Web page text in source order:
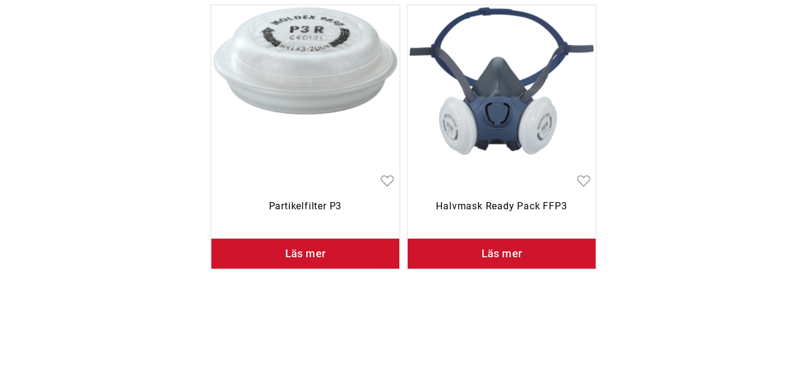
Partikelfilter P3
Läs mer
Halvmask Ready Pack FFP3
Läs mer